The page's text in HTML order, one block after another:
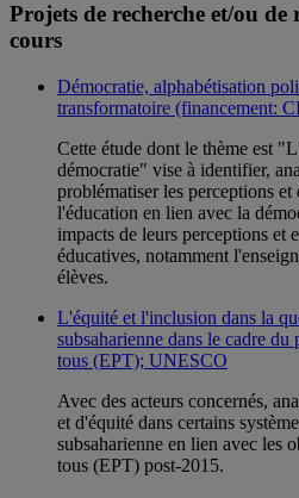
Projets de recherche et/ou de
cours
Démocratie, alphabétisation
transformatoire (financement:
Cette étude dont le thème est
démocratie" vise à identifier,
problématiser les perceptions et
l'éducation en lien avec la
impacts de leurs perceptions et
éducatives, notamment
élèves.
L'équité et l'inclusion dans la
subsaharienne dans le cadre
tous (EPT); UNESCO
Avec des acteurs concernés,
et d'équité dans certains
subsaharienne en lien avec les
tous (EPT) post-2015.